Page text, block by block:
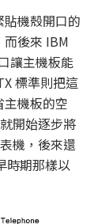
機殼開口的
後來 IBM
讓主機板能
標準則把這
機板的空
開始逐步將
機，後來還
時期那樣以